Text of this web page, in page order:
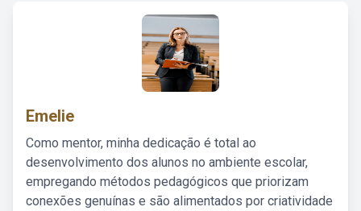
Emelie
Como mentor, minha dedicação é total ao
desenvolvimento dos alunos no ambiente escolar,
empregando métodos pedagógicos que priorizam
conexões genuínas e são alimentados por criatividade